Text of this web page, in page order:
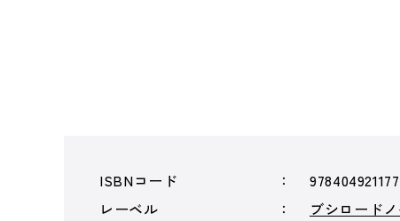
ISBNコード
レーベル
ブシロード